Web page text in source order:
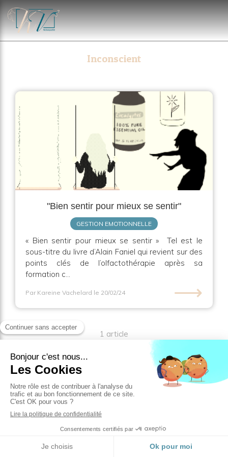
Inconscient
"Bien sentir pour mieux se sentir"
GESTION EMOTIONNELLE
« Bien sentir pour mieux se sentir » Tel est le
sous-titre du livre d’Alain Faniel qui revient sur des
points clés de l’olfactothérapie après sa
formation c...
Par Kareine Vachelard le 20/02/24 ⟶
1 article
Rechercher
Derniers articles